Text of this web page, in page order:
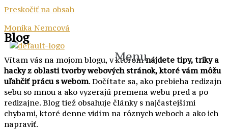
Preskočiť na obsah
Monika Nemcová
Menu
Blog
Vítam vás na mojom blogu, v ktoromnájdete tipy, triky a
hacky z oblasti tvorby webových stránok, ktoré vám môžu
uľahčiť prácu s webom. Dočítate sa, ako prebieha redizajn
sebu so mnou a ako vyzerajú premena webu pred a po
redizajne. Blog tiež obsahuje články s najčastejšími
chybami, ktoré denne vidím na rôznych weboch a ako ich
napraviť.